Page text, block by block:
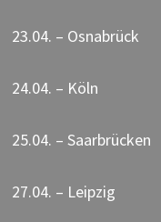
23.04. – Osnabrück
24.04. – Köln
25.04. – Saarbrücken
27.04. – Leipzig